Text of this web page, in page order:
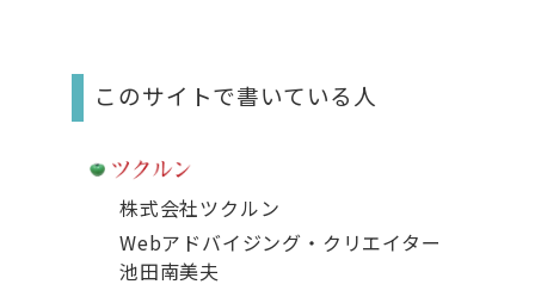
このサイトで書いている人
株式会社ツクルン
Webアドバイジング・クリエイター
池田南美夫